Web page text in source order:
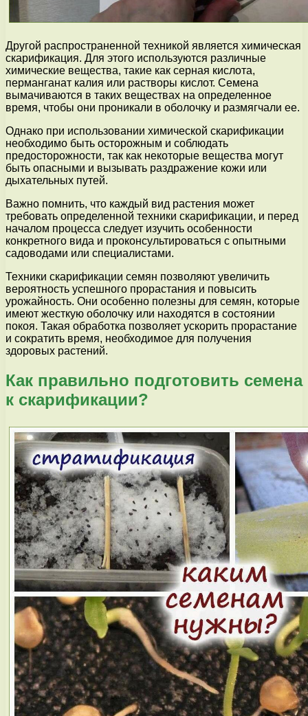
Другой распространенной техникой является химическая
скарификация. Для этого используются различные
химические вещества, такие как серная кислота,
перманганат калия или растворы кислот. Семена
вымачиваются в таких веществах на определенное
время, чтобы они проникали в оболочку и размягчали ее.
Однако при использовании химической скарификации
необходимо быть осторожным и соблюдать
предосторожности, так как некоторые вещества могут
быть опасными и вызывать раздражение кожи или
дыхательных путей.
Важно помнить, что каждый вид растения может
требовать определенной техники скарификации, и перед
началом процесса следует изучить особенности
конкретного вида и проконсультироваться с опытными
садоводами или специалистами.
Техники скарификации семян позволяют увеличить
вероятность успешного прорастания и повысить
урожайность. Они особенно полезны для семян, которые
имеют жесткую оболочку или находятся в состоянии
покоя. Такая обработка позволяет ускорить прорастание
и сократить время, необходимое для получения
здоровых растений.
Как правильно подготовить семена
к скарификации?